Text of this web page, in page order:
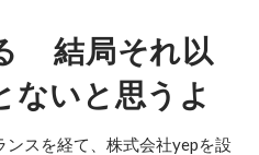
結局それ以
ないと思うよ
スを経て、株式会社yepを設